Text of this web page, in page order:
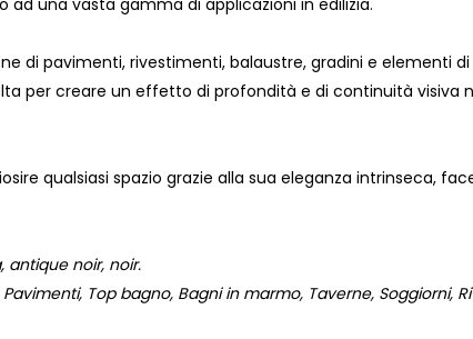
una vasta gamma di applicazioni in edilizia.
di pavimenti, rivestimenti, balaustre, gradini e elementi
per creare un effetto di profondità e di continuità visiva
qualsiasi spazio grazie alla sua eleganza intrinseca,
antique noir, noir.
Top bagno, Bagni in marmo, Taverne, Soggiorni,